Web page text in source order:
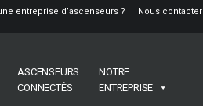
entreprise d’ascenseurs ? Nous contacter
ASCENSEURS
CONNECTÉS
NOTRE
ENTREPRISE